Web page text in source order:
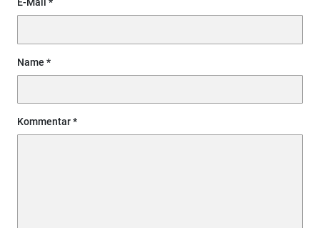
E-Mail
Name
Kommentar